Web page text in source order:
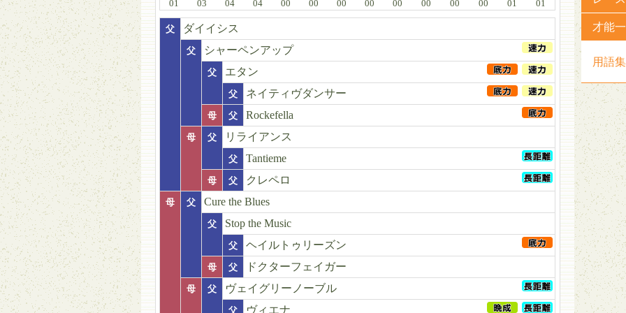
01 03 04 04 00 00 00 00 00 00 00 00 01 01
父 ダイイシス
父 シャーペンアップ
父 エタン
父 ネイティヴダンサー
母 父 Rockefella
母 父 リライアンス
父 Tantieme
母 父 クレペロ
母 父 Cure the Blues
父 Stop the Music
父 ヘイルトゥリーズン
母 父 ドクターフェイガー
母 父 ヴェイグリーノーブル
父 ヴィエナ
才能
用語集